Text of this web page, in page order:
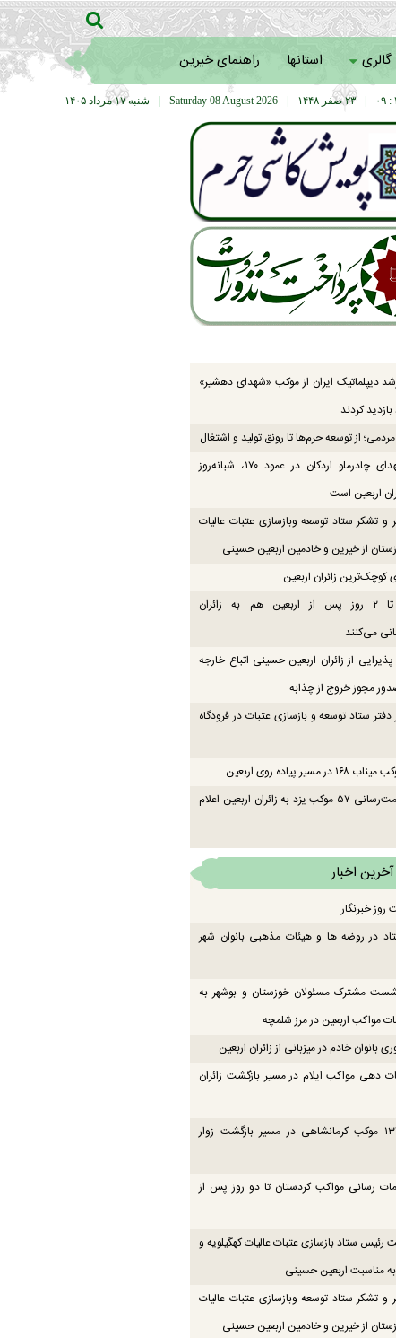
گالری استانها راهنمای خیرین
شنبه ۱۷ مرداد ۱۴۰۵ Saturday 08 August 2026 ۲۳ صفر ۱۴۴۸
دیپلماتیک ایران از موکب «شهدای دهشیر»
کردند
از توسعه حرم‌ها تا رونق تولید و اشتغال
موکب شهدای چادرملو اردکان در عمود ۱۷۰، شبانه‌روز
اربعین است
و تشکر ستاد توسعه وبازسازی عتبات عالیات
از خیرین و خادمین اربعین حسینی
کوچک‌ترین زائران اربعین
موکب‌ها تا ۲ روز پس از اربعین هم به زائران
می‌کنند
از زائران اربعین حسینی اتباع خارجه
مجوز خروج از چذابه
دفتر ستاد توسعه و بازسازی عتبات در فرودگاه
مسیر پیاده روی اربعین
نقشه خدمت‌رسانی ۵۷ موکب یزد به زائران اربعین اعلام
آخرین اخبار
روز خبرنگار
در روضه ها و هیئات مذهبی بانوان شهر
مشترک مسئولان خوزستان و بوشهر به
مواکب اربعین در مرز شلمچه
خادم در میزبانی از زائران اربعین
دهی مواکب ایلام در مسیر بازگشت زائران
فعالیت ۱۳۷ موکب کرمانشاهی در مسیر بازگشت زوار
رسانی مواکب کردستان تا دو روز پس از
رئیس ستاد بازسازی عتبات عالیات کهگیلویه و
به مناسبت اربعین حسینی
و تشکر ستاد توسعه وبازسازی عتبات عالیات
از خیرین و خادمین اربعین حسینی